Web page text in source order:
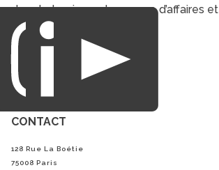
dans le tourisme du voyage d’affaires et
du loisirs.
CONTACT
128 Rue La Boétie
75008 Paris